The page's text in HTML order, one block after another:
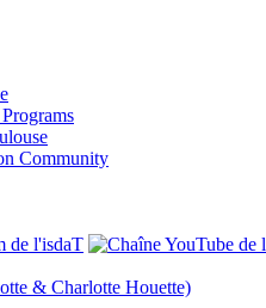
Community
& Charlotte Houette)